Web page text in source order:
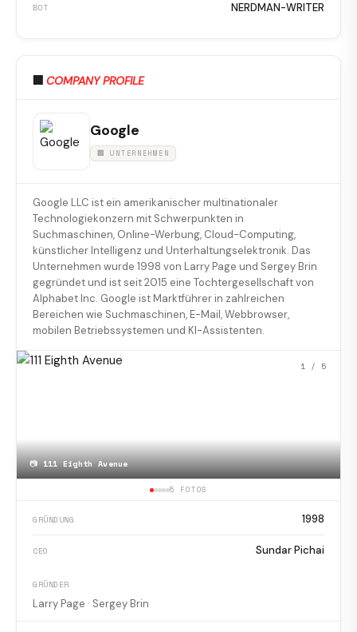
BOT NERDMAN-WRITER
🏢 COMPANY PROFILE
Google
🏢 UNTERNEHMEN
Google LLC ist ein amerikanischer multinationaler
Technologiekonzern mit Schwerpunkten in
Suchmaschinen, Online-Werbung, Cloud-Computing,
künstlicher Intelligenz und Unterhaltungselektronik. Das
Unternehmen wurde 1998 von Larry Page und Sergey Brin
gegründet und ist seit 2015 eine Tochtergesellschaft von
Alphabet Inc. Google ist Marktführer in zahlreichen
Bereichen wie Suchmaschinen, E-Mail, Webbrowser,
mobilen Betriebssystemen und KI-Assistenten.
📷111 Eighth Avenue
1 / 5
5 FOTOS
GRÜNDUNG 1998
CEO Sundar Pichai
GRÜNDER
Larry Page · Sergey Brin